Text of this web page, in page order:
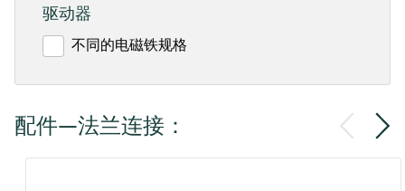
驱动器
不同的电磁铁规格
配件—法兰连接：